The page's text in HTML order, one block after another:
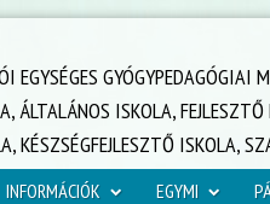
EGYSÉGES GYÓGYPEDAGÓGIAI
ÁLTALÁNOS ISKOLA,
KÉSZSÉGFEJLESZTŐ ISKOLA,
INFORMÁCIÓK EGYMI